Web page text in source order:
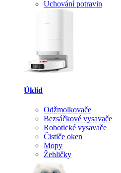
Uchování potravin
Úklid
Odžmolkovače
Bezsáčkové vysavače
Robotické vysavače
Čističe oken
Mopy
Žehličky